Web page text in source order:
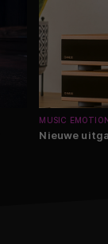
MUSIC
Nieuwe